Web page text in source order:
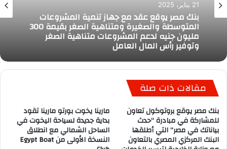
21 يناير، 2025
بنك مصر يوقع عقد مع جهاز تنمية المشروعات
المتوسطة والصغيرة ومتناهية الصغر بقيمة 300
مليون جنيه لدعم المشروعات متناهية الصغر
وتوفير رأس المال العامل
مقالات ذات صلة
بنك مصر يوقع بروتوكول تعاون
للمشاركة في مبادرة “حدث
بياناتك في مصر” التي أطلقها
البنك المركزي المصري بالتعاون
مارينا يخوت بورتو مارينا تقود
بداية جديدة لسياحة اليخوت في
الساحل الشمالي مع انطلاق
النسخة الأولى من Egypt Boat